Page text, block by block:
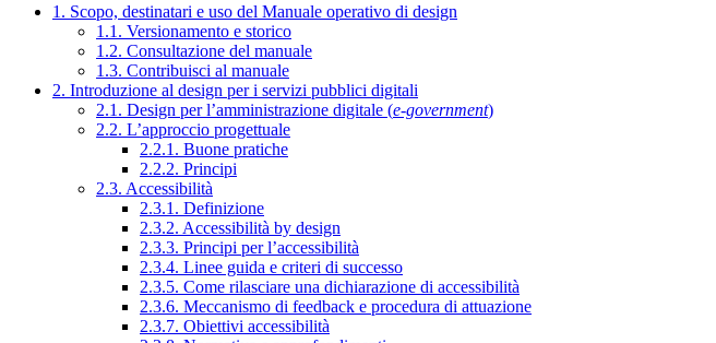
1. Scopo, destinatari e uso del Manuale operativo di design
1.1. Versionamento e storico
1.2. Consultazione del manuale
1.3. Contribuisci al manuale
2. Introduzione al design per i servizi pubblici digitali
2.1. Design per l’amministrazione digitale (e-government)
2.2. L’approccio progettuale
2.2.1. Buone pratiche
2.2.2. Principi
2.3. Accessibilità
2.3.1. Definizione
2.3.2. Accessibilità by design
2.3.3. Principi per l’accessibilità
2.3.4. Linee guida e criteri di successo
2.3.5. Come rilasciare una dichiarazione di accessibilità
2.3.6. Meccanismo di feedback e procedura di attuazione
2.3.7. Obiettivi accessibilità